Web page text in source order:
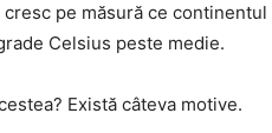
pe măsură ce
Celsius peste medie.
Există câteva motive.